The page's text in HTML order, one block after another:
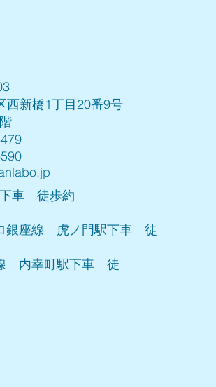
西新橋1丁目20番9号
車 徒歩約
銀座線 虎ノ門駅下車 徒
内幸町駅下車 徒